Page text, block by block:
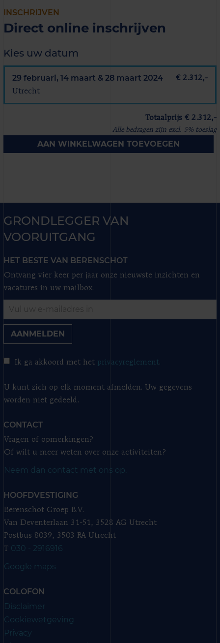
INSCHRIJVEN
Direct online inschrijven
Kies uw datum
29 februari, 14 maart & 28 maart 2024
Utrecht
€ 2.312,-
Totaalprijs € 2.312,-
Alle bedragen zijn excl. 5% toeslag
AAN WINKELWAGEN TOEVOEGEN
GRONDLEGGER VAN
VOORUITGANG
HET BESTE VAN BERENSCHOT
Ontvang vier keer per jaar onze nieuwste inzichten en
vacatures in uw mailbox.
AANMELDEN
Ik ga akkoord met het privacyreglement.
U kunt zich op elk moment afmelden. Uw gegevens
worden niet gedeeld.
CONTACT
Vragen of opmerkingen?
Of wilt u meer weten over onze activiteiten?
Neem dan contact met ons op.
HOOFDVESTIGING
Berenschot Groep B.V.
Van Deventerlaan 31-51, 3528 AG Utrecht
Postbus 8039, 3503 RA Utrecht
T 030 - 2916916
Google maps
COLOFON
Disclaimer
Cookiewetgeving
Privacy